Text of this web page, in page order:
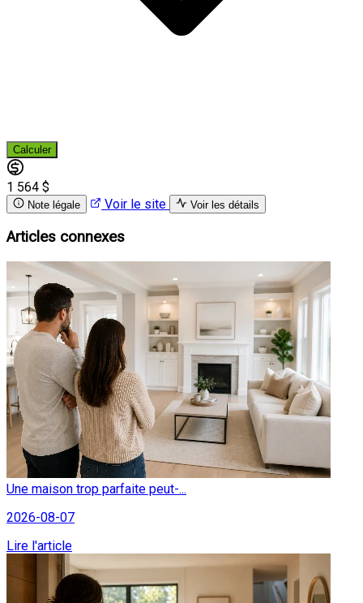
Calculer
1 564 $
Note légale Voir le site Voir les détails
Articles connexes
Une maison trop parfaite peut-...
2026-08-07
Lire l'article